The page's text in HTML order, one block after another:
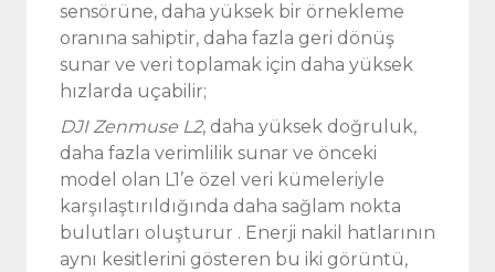
sensörüne, daha yüksek bir örnekleme
oranına sahiptir, daha fazla geri dönüş
sunar ve veri toplamak için daha yüksek
hızlarda uçabilir;
DJI Zenmuse L2, daha yüksek doğruluk,
daha fazla verimlilik sunar ve önceki
model olan L1’e özel veri kümeleriyle
karşılaştırıldığında daha sağlam nokta
bulutları oluşturur . Enerji nakil hatlarının
aynı kesitlerini gösteren bu iki görüntü,